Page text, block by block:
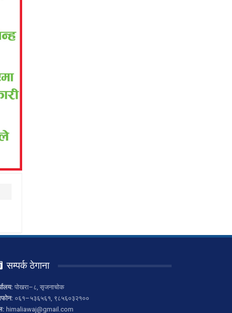
सम्पर्क ठेगाना
पोखरा–८, सृजनाचोक
०६१–५३६५६१, ९८५६०३२१००
himaliawaj@gmail.com